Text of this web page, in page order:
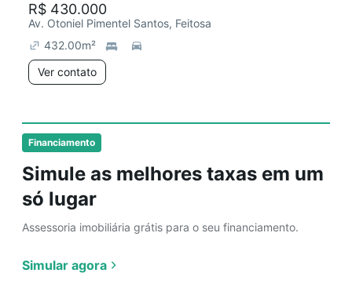
Financiamento
Simule as melhores taxas em um
só lugar
Assessoria imobiliária grátis para o seu financiamento.
Simular agora
R$ 430.000
Av. Otoniel Pimentel Santos, Feitosa
432.00m²
Ver contato